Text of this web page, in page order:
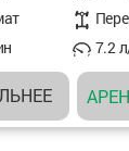
7.2